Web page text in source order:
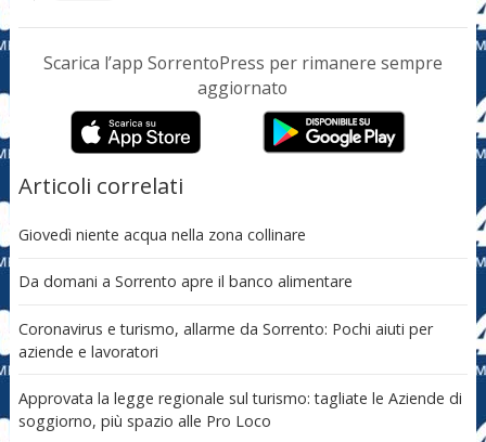
Scarica l’app SorrentoPress per rimanere sempre
aggiornato
Articoli correlati
Giovedì niente acqua nella zona collinare
Da domani a Sorrento apre il banco alimentare
Coronavirus e turismo, allarme da Sorrento: Pochi aiuti per
aziende e lavoratori
Approvata la legge regionale sul turismo: tagliate le Aziende di
soggiorno, più spazio alle Pro Loco